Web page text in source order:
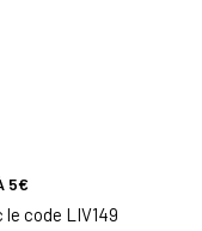
5€
le code LIV149